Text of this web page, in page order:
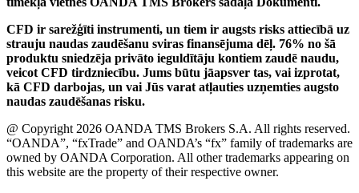
CFD ir sarežģīti instrumenti, un tiem ir augsts risks attiecībā uz
strauju naudas zaudēšanu sviras finansējuma dēļ. 76% no šā
produktu sniedzēja privāto ieguldītāju kontiem zaudē naudu,
veicot CFD tirdzniecību. Jums būtu jāapsver tas, vai izprotat,
kā CFD darbojas, un vai Jūs varat atļauties uzņemties augsto
naudas zaudēšanas risku.
@ Copyright 2026 OANDA TMS Brokers S.A. All rights reserved.
“OANDA”, “fxTrade” and OANDA’s “fx” family of trademarks are
owned by OANDA Corporation. All other trademarks appearing on
this website are the property of their respective owner.